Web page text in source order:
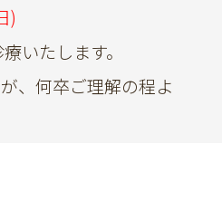
)
いたします。
、何卒ご理解の程よ